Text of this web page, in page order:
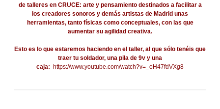
de talleres en CRUCE: arte y pensamiento destinados a facilitar a
los creadores sonoros y demás artistas de Madrid unas
herramientas, tanto físicas como conceptuales, con las que
aumentar su agilidad creativa.
Esto es lo que estaremos haciendo en el taller, al que sólo tenéis que
traer tu soldador, una pila de 9v y una
caja: https://www.youtube.com/watch?v=_oH47fdVXg8